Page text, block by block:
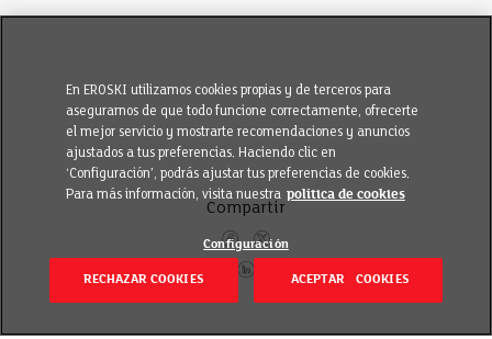
Compartir
En EROSKI utilizamos cookies propias y de terceros para
asegurarnos de que todo funcione correctamente, ofrecerte
el mejor servicio y mostrarte recomendaciones y anuncios
ajustados a tus preferencias. Haciendo clic en
‘Configuración’, podrás ajustar tus preferencias de cookies.
Para más información, visita nuestra política de cookies
Configuración
RECHAZAR COOKIES ACEPTAR COOKIES